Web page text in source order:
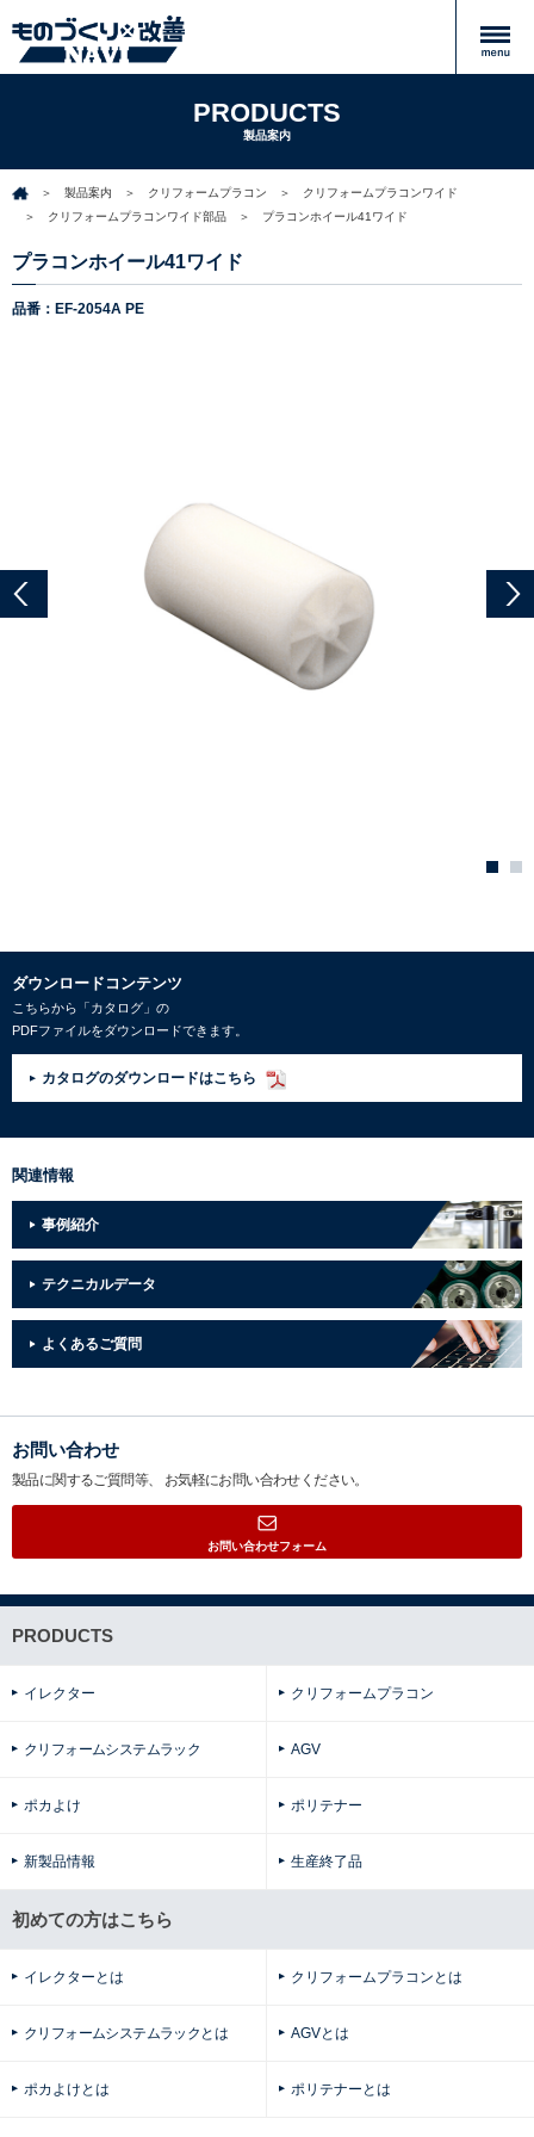
PRODUCTS
製品案内
製品案内 クリフォームプラコン
クリフォームプラコンワイド
クリフォームプラコンワイド部品
プラコンホイール41ワイド
プラコンホイール41ワイド
品番：EF-2054A PE
ダウンロードコンテンツ
こちらから「カタログ」の
PDFファイルをダウンロードできます。
カタログのダウンロードはこちら
関連情報
事例紹介
テクニカルデータ
よくあるご質問
お問い合わせ
製品に関するご質問等、 お気軽にお問い合わせください。
お問い合わせフォーム
PRODUCTS
イレクター クリフォームプラコン
クリフォームシステムラック AGV
ポカよけ ポリテナー
新製品情報 生産終了品
初めての方はこちら
イレクターとは クリフォームプラコンとは
クリフォームシステムラックとは AGVとは
ポカよけとは ポリテナーとは